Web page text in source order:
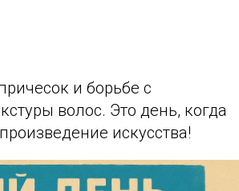
и борьбе с
волос. Это день, когда
искусства!